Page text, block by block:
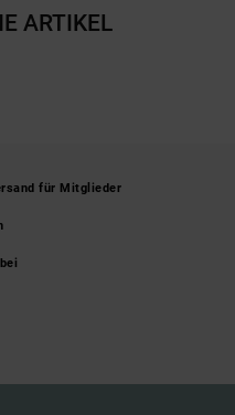
ARTIKEL
für Mitglieder